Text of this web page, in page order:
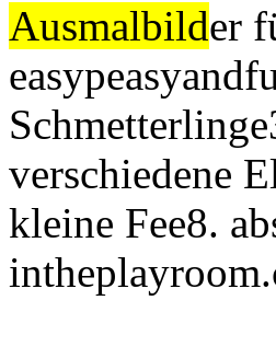
Ausmalbilder
verschiedene
kleine Fee8.